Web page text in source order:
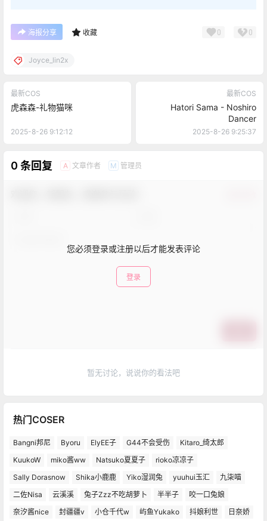
海报分享 收藏 0 0
Joyce_lin2x
最新COS
虎森森-礼物猫咪
2025-8-26 9:12:12
最新COS
Hatori Sama - Noshiro
Dancer
2025-8-26 9:25:37
0 条回复 A 文章作者 M 管理员
您必须登录或注册以后才能发表评论
登录
暂无讨论，说说你的看法吧
热门COSER
Bangni邦尼 Byoru ElyEE子 G44不会受伤
Kitaro_绮太郎
KuukoW
miko酱ww Natsuko夏夏子
rioko凉凉子
Sally Dorasnow
Shika小鹿鹿 Yiko湿润兔 yuuhui玉汇
九柒喵
二佐Nisa
云溪溪 兔子Zzz不吃胡萝卜 半半子
咬一口兔娘
奈汐酱nice
封疆疆v 小仓千代w 屿鱼Yukako 抖娘利世 日奈娇